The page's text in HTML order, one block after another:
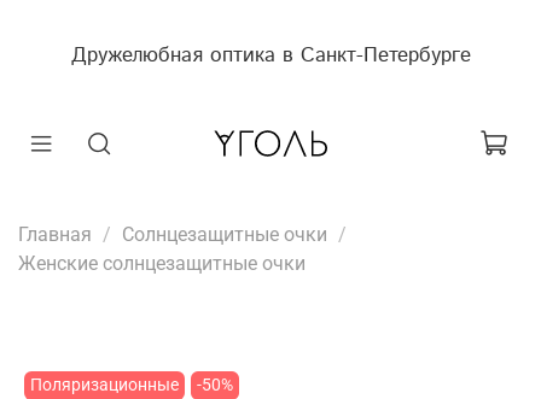
Дружелюбная оптика в Санкт-Петербурге
Главная
Солнцезащитные очки
Женские солнцезащитные очки
Поляризационные -50%